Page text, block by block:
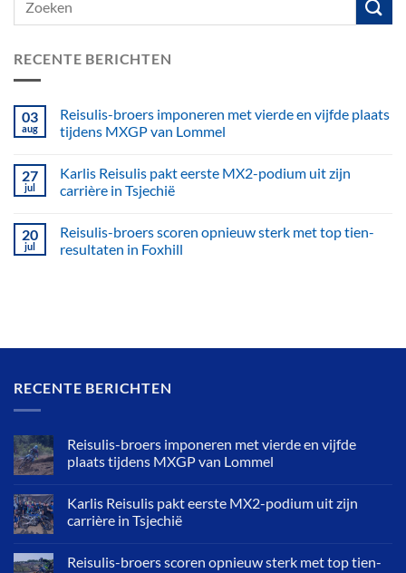
RECENTE BERICHTEN
03
aug
Reisulis-broers imponeren met vierde en vijfde plaats
tijdens MXGP van Lommel
27
jul
Karlis Reisulis pakt eerste MX2-podium uit zijn
carrière in Tsjechië
20
jul
Reisulis-broers scoren opnieuw sterk met top tien-
resultaten in Foxhill
RECENTE BERICHTEN
Reisulis-broers imponeren met vierde en vijfde
plaats tijdens MXGP van Lommel
Karlis Reisulis pakt eerste MX2-podium uit zijn
carrière in Tsjechië
Reisulis-broers scoren opnieuw sterk met top tien-